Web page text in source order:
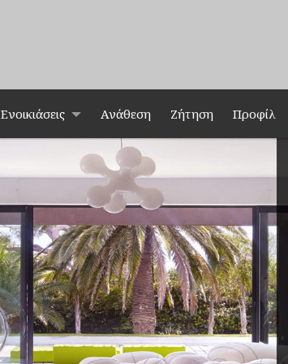
Ενοικιάσεις Ανάθεση Ζήτηση Προφίλ